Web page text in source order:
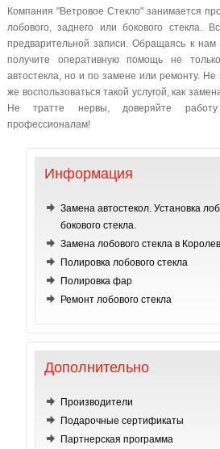
Компания "Ветровое Стекло" занимается
лобового, заднего или бокового стекла.
предварительной записи. Обращаясь к
получите оперативную помощь не
автостекла, но и по замене или ремонту.
же воспользоваться такой услугой, как
Не тратте нервы, доверяйте
профессионалам!
Информация
Замена автостекол. Установка
бокового стекла.
Замена лобового стекла в
Полировка лобового стекла
Полировка фар
Ремонт лобового стекла
Дополнительно
Производители
Подарочные сертификаты
Партнерская программа